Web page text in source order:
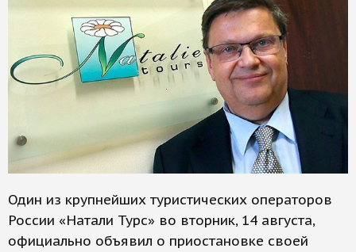
Один из крупнейших туристических операторов
России «Натали Турс» во вторник, 14 августа,
официально объявил о приостановке своей